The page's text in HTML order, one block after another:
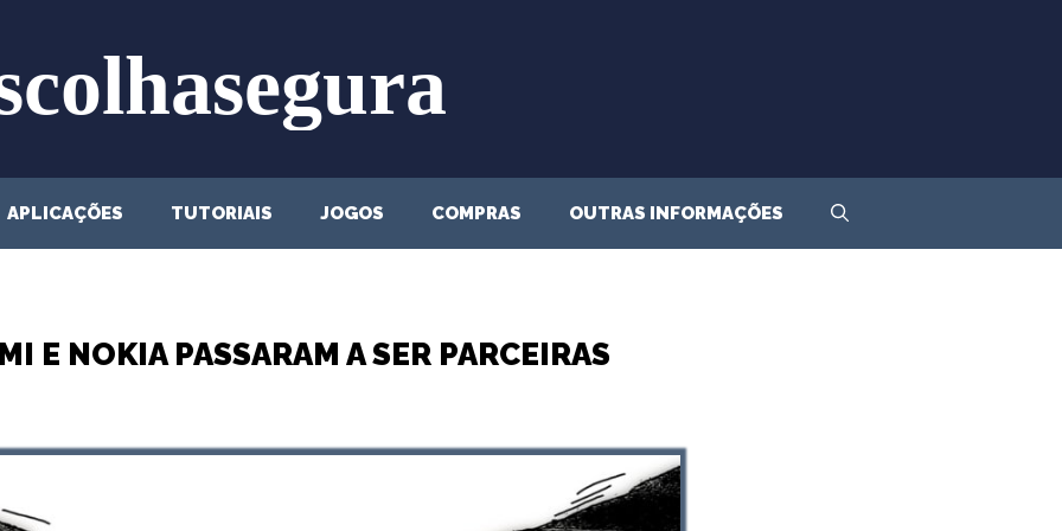
APLICAÇÕES TUTORIAIS JOGOS COMPRAS OUTRAS INFORMAÇÕES
E NOKIA PASSARAM A SER PARCEIRAS